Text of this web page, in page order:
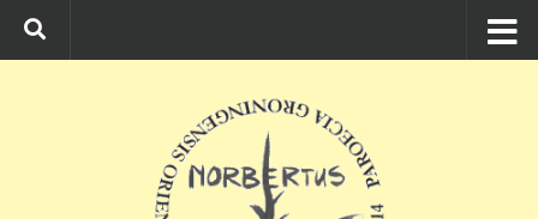
Ga naar de inhoud